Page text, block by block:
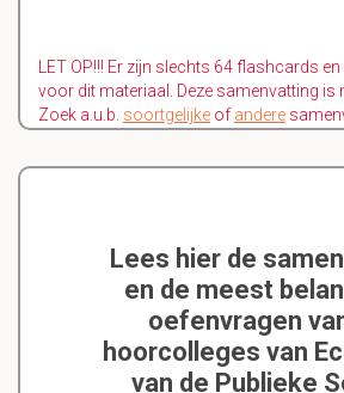
LET OP!!! Er zijn slechts 64 flashcards
voor dit materiaal. Deze samenvatting is
Zoek a.u.b. soortgelijke of andere
Lees hier de
en de meest
oefenvragen
hoorcolleges van
van de Publieke